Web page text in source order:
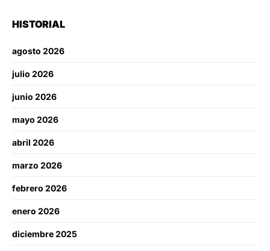
HISTORIAL
agosto 2026
julio 2026
junio 2026
mayo 2026
abril 2026
marzo 2026
febrero 2026
enero 2026
diciembre 2025